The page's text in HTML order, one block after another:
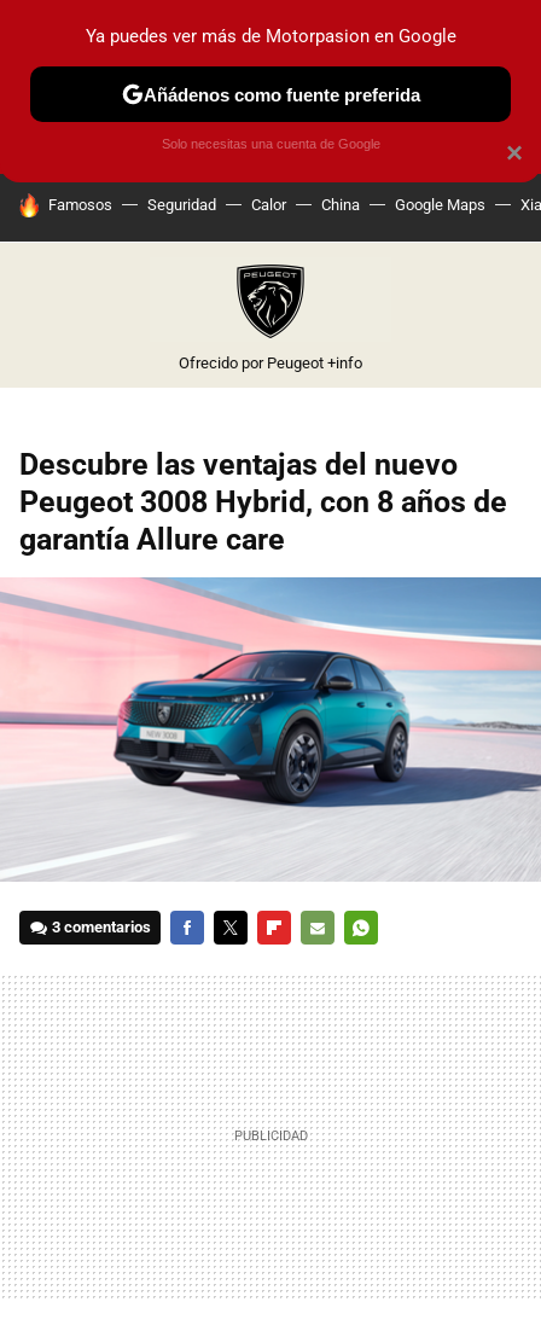
PRUEBAS COCHES ELÉCTRICOS OBSERVATORIO
HOY SE HABLA DE
Famosos Seguridad Calor China Google Maps
Ofrecido por Peugeot +info
Descubre las ventajas del nuevo
Peugeot 3008 Hybrid, con 8 años de
garantía Allure care
3 comentarios
MAIL
×
Ya puedes ver más de Motorpasion en Google
Añádenos como fuente preferida
Solo necesitas una cuenta de Google